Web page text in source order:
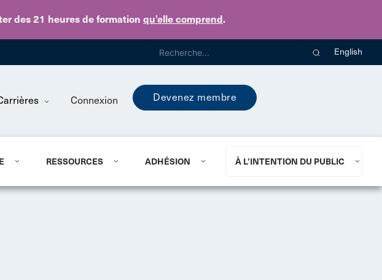
des 21 heures de formation qu’elle comprend.
to main content
English
Connexion Devenez membre
RESSOURCES ADHÉSION À L’INTENTION DU PUBLIC